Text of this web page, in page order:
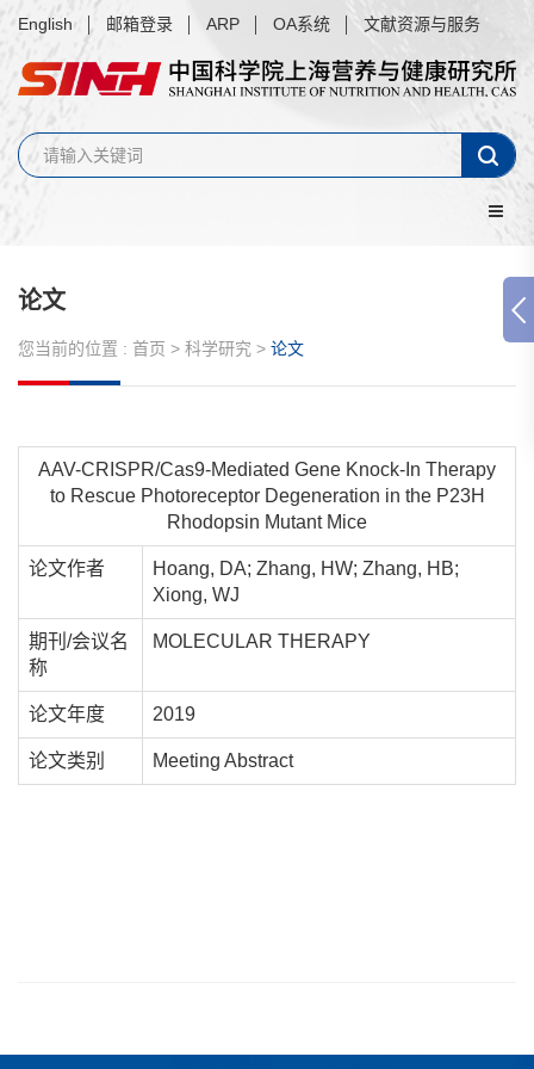
English 邮箱登录 ARP OA系统 文献资源与服务
论文
您当前的位置 : 首页 > 科学研究 > 论文
AAV-CRISPR/Cas9-Mediated Gene Knock-In Therapy
to Rescue Photoreceptor Degeneration in the P23H
Rhodopsin Mutant Mice
论文作者
Hoang, DA; Zhang, HW; Zhang, HB;
Xiong, WJ
期刊/会议名
称
MOLECULAR THERAPY
论文年度 2019
论文类别 Meeting Abstract